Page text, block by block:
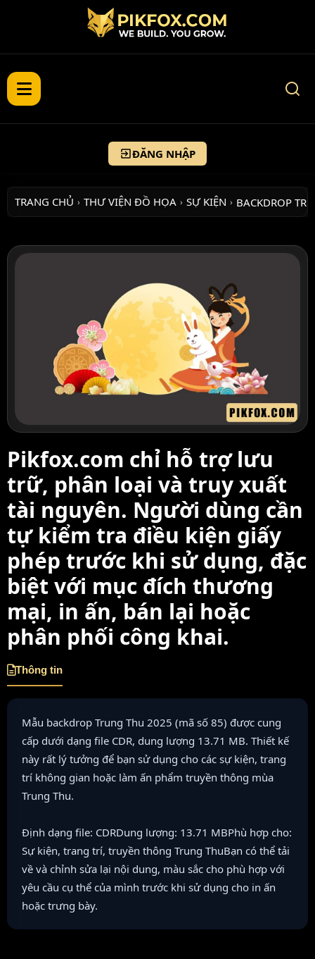
ĐĂNG NHẬP
TRANG CHỦ › THƯ VIỆN ĐỒ HỌA › SỰ KIỆN › BACKDROP
Pikfox.com chỉ hỗ trợ lưu
trữ, phân loại và truy xuất
tài nguyên. Người dùng cần
tự kiểm tra điều kiện giấy
phép trước khi sử dụng, đặc
biệt với mục đích thương
mại, in ấn, bán lại hoặc
phân phối công khai.
Thông tin
Mẫu backdrop Trung Thu 2025 (mã số 85) được cung
cấp dưới dạng file CDR, dung lượng 13.71 MB. Thiết kế
này rất lý tưởng để bạn sử dụng cho các sự kiện, trang
trí không gian hoặc làm ấn phẩm truyền thông mùa
Trung Thu.
Định dạng file: CDRDung lượng: 13.71 MBPhù hợp cho:
Sự kiện, trang trí, truyền thông Trung ThuBạn có thể tải
về và chỉnh sửa lại nội dung, màu sắc cho phù hợp với
yêu cầu cụ thể của mình trước khi sử dụng cho in ấn
hoặc trưng bày.